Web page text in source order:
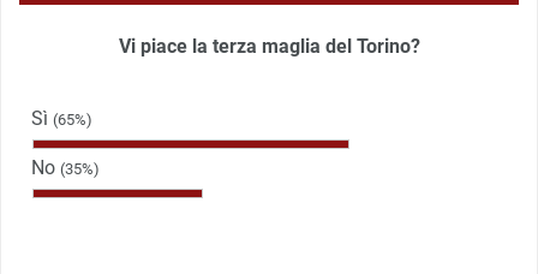
Vi piace la terza maglia del Torino?
Sì (65%)
No (35%)